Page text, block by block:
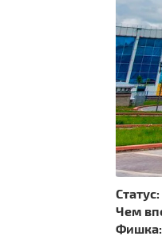
Статус:
Чем
Фишка: